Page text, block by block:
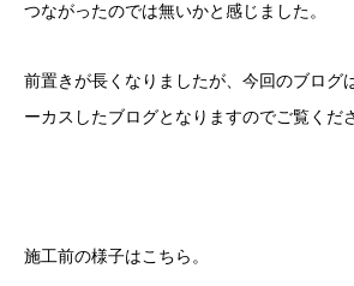
つながったのでは無いかと感じました。
前置きが長くなりましたが、今回のブログ
ーカスしたブログとなりますのでご覧くだ
施工前の様子はこちら。